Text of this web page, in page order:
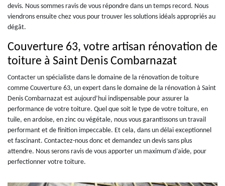
devis. Nous sommes ravis de vous répondre dans un temps record. Nous
viendrons ensuite chez vous pour trouver les solutions idéals appropriés au
dégât.
Couverture 63, votre artisan rénovation de
toiture à Saint Denis Combarnazat
Contacter un spécialiste dans le domaine de la rénovation de toiture
comme Couverture 63, un expert dans le domaine de la rénovation à Saint
Denis Combarnazat est aujourd’hui indispensable pour assurer la
performance de votre toiture. Quel que soit le type de votre toiture, en
tuile, en ardoise, en zinc ou végétale, nous vous garantissons un travail
performant et de finition impeccable. Et cela, dans un délai exceptionnel
et fascinant. Contactez-nous donc et demandez un devis sans plus
attendre. Nous serons ravis de vous apporter un maximum d’aide, pour
perfectionner votre toiture.